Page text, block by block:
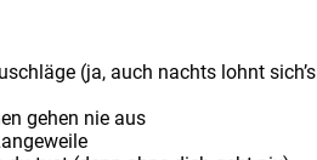
(ja, auch nachts lohnt sich’s
gehen nie aus